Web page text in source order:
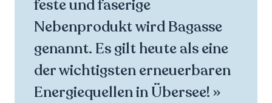
feste und faserige
Nebenprodukt wird Bagasse
genannt. Es gilt heute als eine
der wichtigsten erneuerbaren
Energiequellen in Übersee! »